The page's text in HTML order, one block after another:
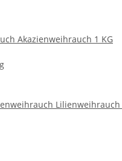
Akazienweihrauch 1 KG